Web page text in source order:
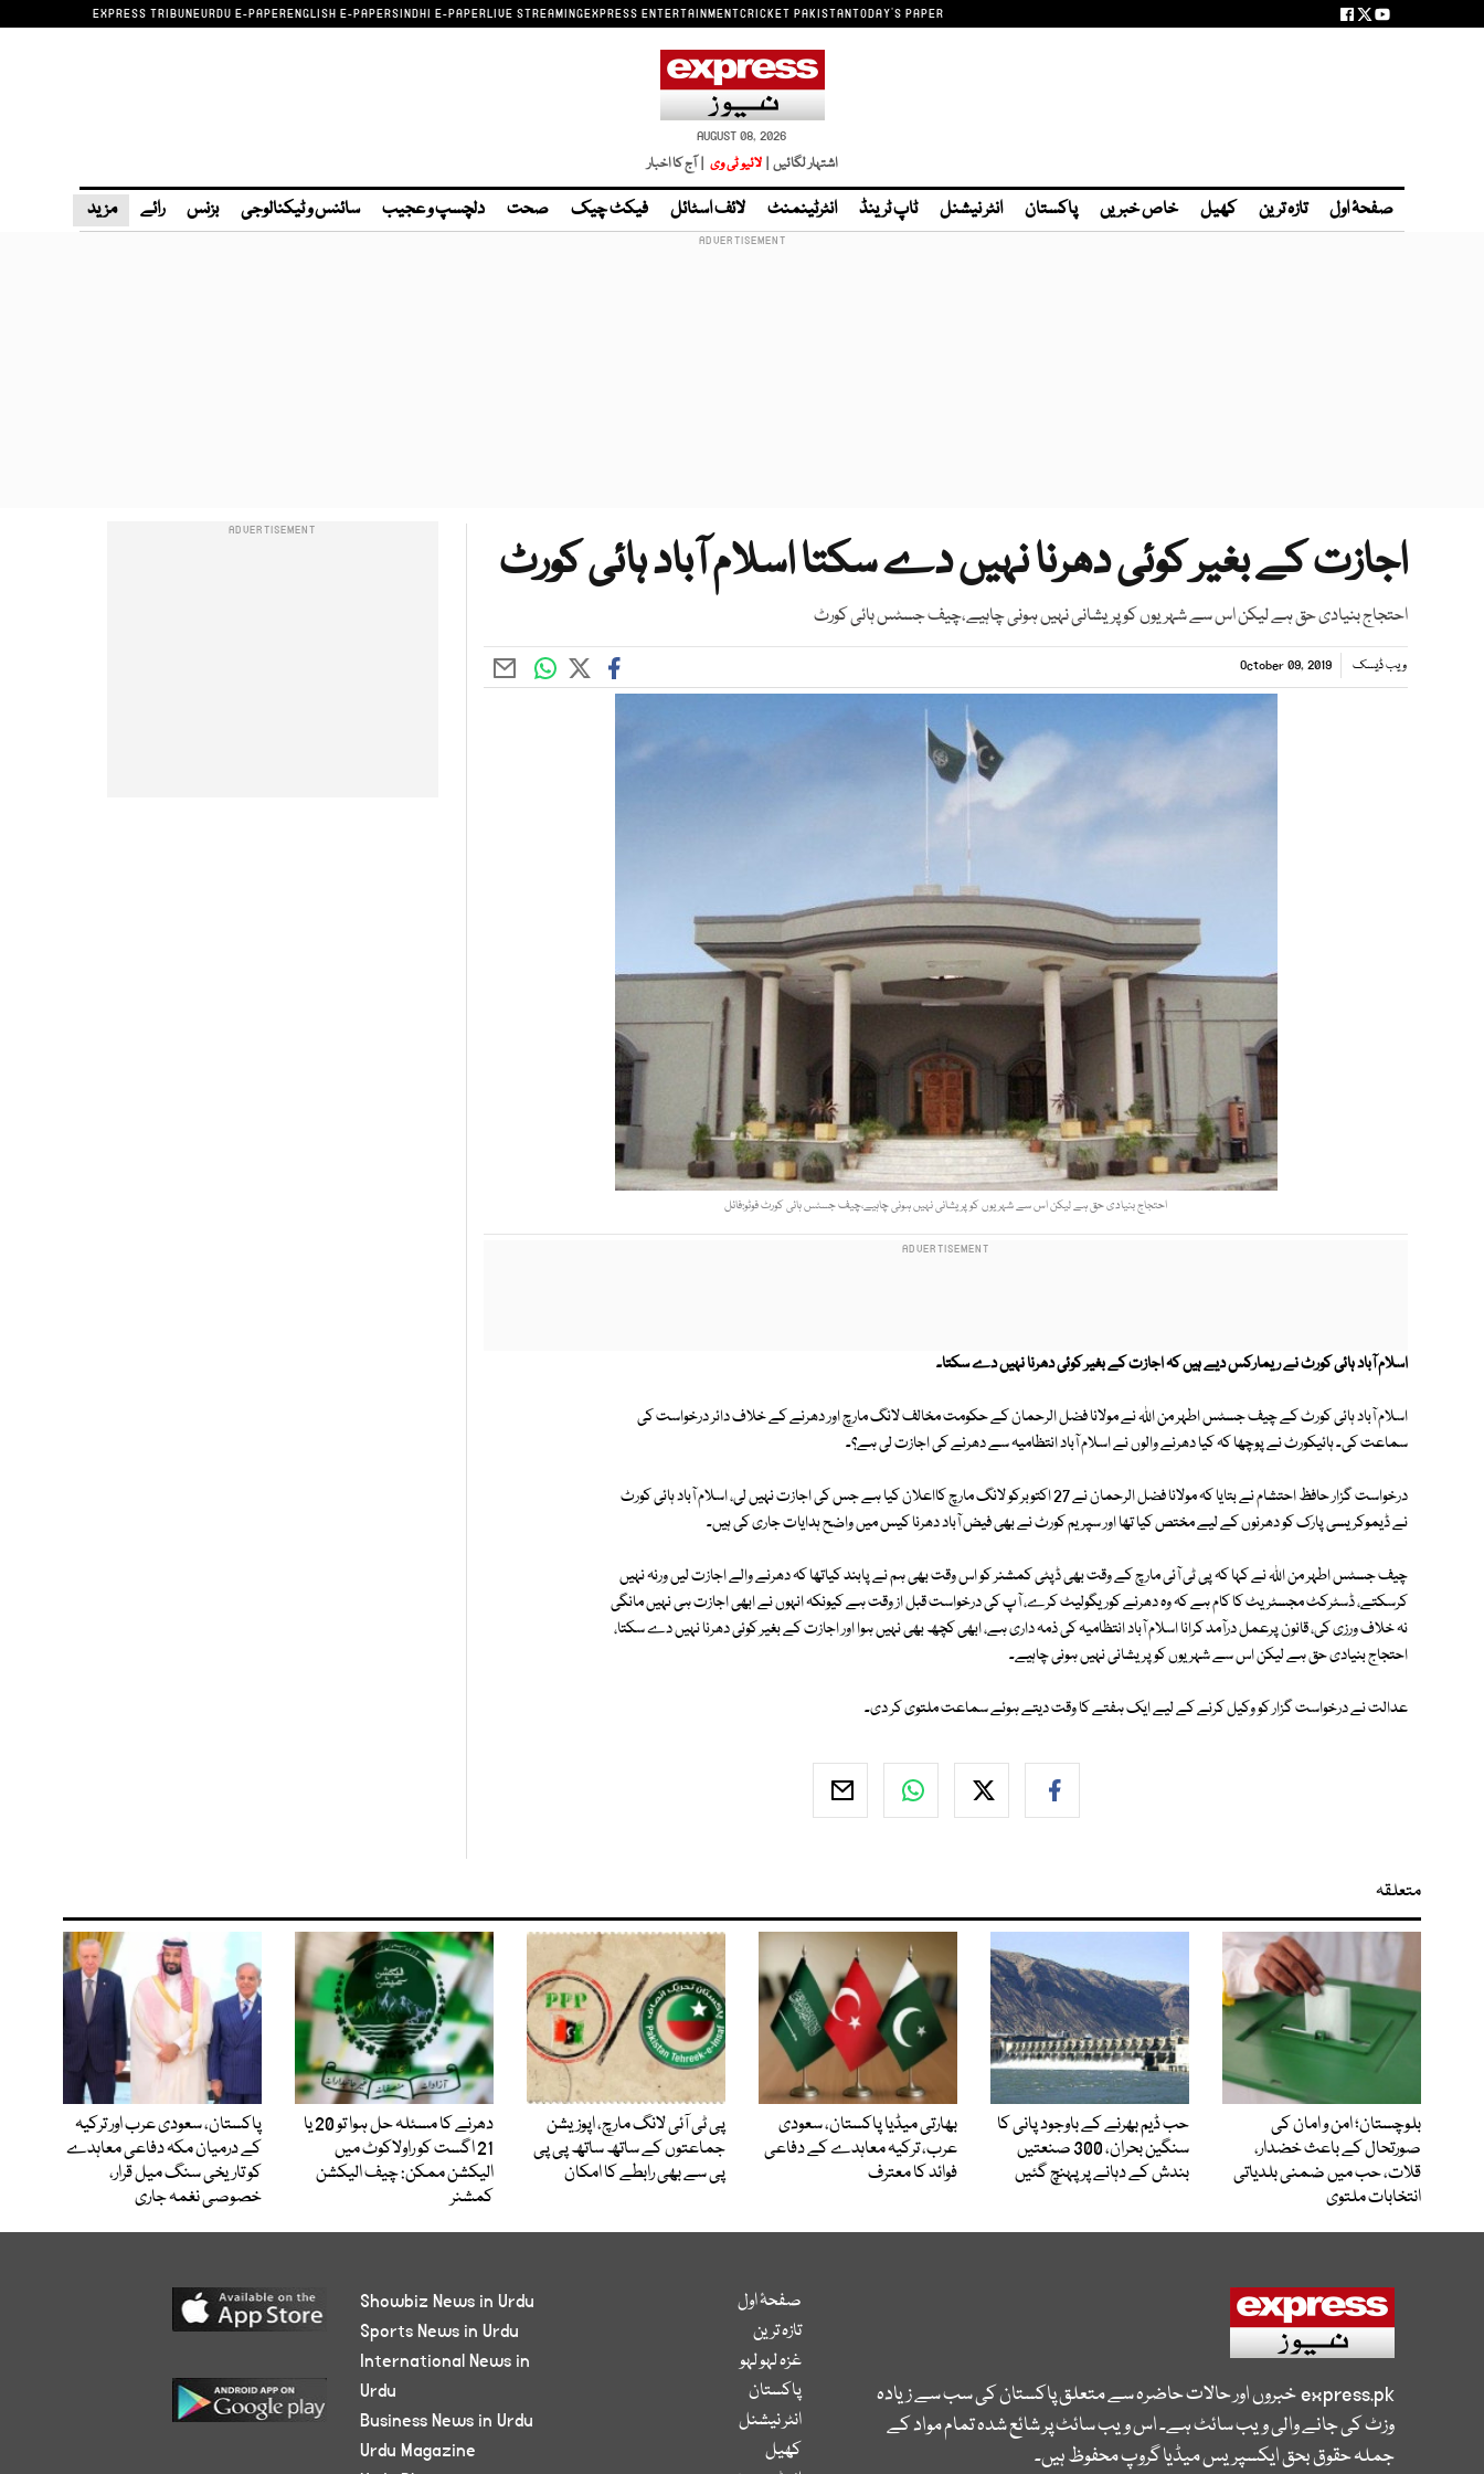
EXPRESS TRIBUNEURDU E-PAPERENGLISH E-PAPERSINDHI E-PAPERLIVE STREAMINGEXPRESS ENTERTAINMENTCRICKET PAKISTANTODAY'S PAPER
AUGUST 08, 2026
اشتہار لگائیں | لائیو ٹی وی | آج کا اخبار
صفحۂ اول تازہ ترین کھیل خاص خبریں پاکستان انٹر نیشنل ٹاپ ٹرینڈ انٹرٹینمنٹ لائف اسٹائل فیکٹ چیک صحت دلچسپ و عجیب سائنس و ٹیکنالوجی بزنس رائے مزید
اجازت کے بغیر کوئی دھرنا نہیں دے سکتا اسلام آباد ہائی کورٹ
احتجاج بنیادی حق ہے لیکن اس سے شہریوں کو پریشانی نہیں ہونی چاہیے،چیف جسٹس ہائی کورٹ
ویب ڈیسک October 09, 2019
احتجاج بنیادی حق ہے لیکن اس سے شہریوں کو پریشانی نہیں ہونی چاہیے،چیف جسٹس ہائی کورٹ فوٹو:فائل
اسلام آباد ہائی کورٹ نے ریمارکس دیے ہیں کہ اجازت کے بغیر کوئی دھرنا نہیں دے سکتا۔
اسلام آباد ہائی کورٹ کے چیف جسٹس اطہر من اللہ نے مولانا فضل الرحمان کے حکومت مخالف لانگ مارچ اور دھرنے کے خلاف دائر درخواست کی
سماعت کی۔ ہائیکورٹ نے پوچھا کہ کیا دھرنے والوں نے اسلام آباد انتظامیہ سے دھرنے کی اجازت لی ہے؟۔
درخواست گزار حافظ احتشام نے بتایا کہ مولانا فضل الرحمان نے 27 اکتوبرکو لانگ مارچ کااعلان کیا ہے جس کی اجازت نہیں لی، اسلام آباد ہائی کورٹ
نے ڈیموکریسی پارک کو دھرنوں کے لیے مختص کیا تھا اور سپریم کورٹ نے بھی فیض آباد دھرنا کیس میں واضح ہدایات جاری کی ہیں۔
چیف جسٹس اطہر من اللہ نے کہا کہ پی ٹی آئی مارچ کے وقت بھی ڈپٹی کمشنر کو اس وقت بھی ہم نے پابند کیاتھا کہ دھرنے والے اجازت لیں ورنہ نہیں
کرسکتے، ڈسٹرکٹ مجسٹریٹ کا کام ہے کہ وہ دھرنے کوریگولیٹ کرے، آپ کی درخواست قبل از وقت ہے کیونکہ انہوں نے ابھی اجازت ہی نہیں مانگی
نہ خلاف ورزی کی، قانون پرعمل درآمد کرانا اسلام آباد انتظامیہ کی ذمہ داری ہے، ابھی کچھ بھی نہیں ہوا اور اجازت کے بغیر کوئی دھرنا نہیں دے سکتا،
احتجاج بنیادی حق ہے لیکن اس سے شہریوں کو پریشانی نہیں ہونی چاہیے۔
عدالت نے درخواست گزار کو وکیل کرنے کے لیے ایک ہفتے کا وقت دیتے ہوئے سماعت ملتوی کر دی۔
متعلقہ
بلوچستان؛ امن و امان کی
صورتحال کے باعث خضدار،
قلات، حب میں ضمنی بلدیاتی
انتخابات ملتوی
حب ڈیم بھرنے کے باوجود پانی کا
سنگین بحران، 300 صنعتیں
بندش کے دہانے پر پہنچ گئیں
بھارتی میڈیا پاکستان، سعودی
عرب، ترکیہ معاہدے کے دفاعی
فوائد کا معترف
پی ٹی آئی لانگ مارچ، اپوزیشن
جماعتوں کے ساتھ ساتھ پی پی
پی سے بھی رابطے کا امکان
دھرنے کا مسئلہ حل ہوا تو 20 یا
21 اگست کو راولاکوٹ میں
الیکشن ممکن: چیف الیکشن
کمشنر
پاکستان، سعودی عرب اور ترکیہ
کے درمیان مکہ دفاعی معاہدے
کو تاریخی سنگ میل قرار،
خصوصی نغمہ جاری
express.pkخبروں اور حالات حاضرہ سے متعلق پاکستان کی سب سے زیادہ
وزٹ کی جانے والی ویب سائٹ ہے۔ اس ویب سائٹ پر شائع شدہ تمام مواد کے
جملہ حقوق بحق ایکسپریس میڈیا گروپ محفوظ ہیں۔
صفحۂ اول
تازہ ترین
غزہ لہو لہو
پاکستان
انٹر نیشنل
کھیل
Showbiz News in Urdu
Sports News in Urdu
International News in
Urdu
Business News in Urdu
Urdu Magazine